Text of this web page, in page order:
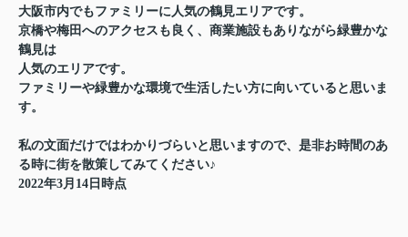
大阪市内でもファミリーに人気の鶴見エリアです。
京橋や梅田へのアクセスも良く、商業施設もありながら緑豊かな
鶴見は
人気のエリアです。
ファミリーや緑豊かな環境で生活したい方に向いていると思いま
す。
私の文面だけではわかりづらいと思いますので、是非お時間のあ
る時に街を散策してみてください♪
2022年3月14日時点